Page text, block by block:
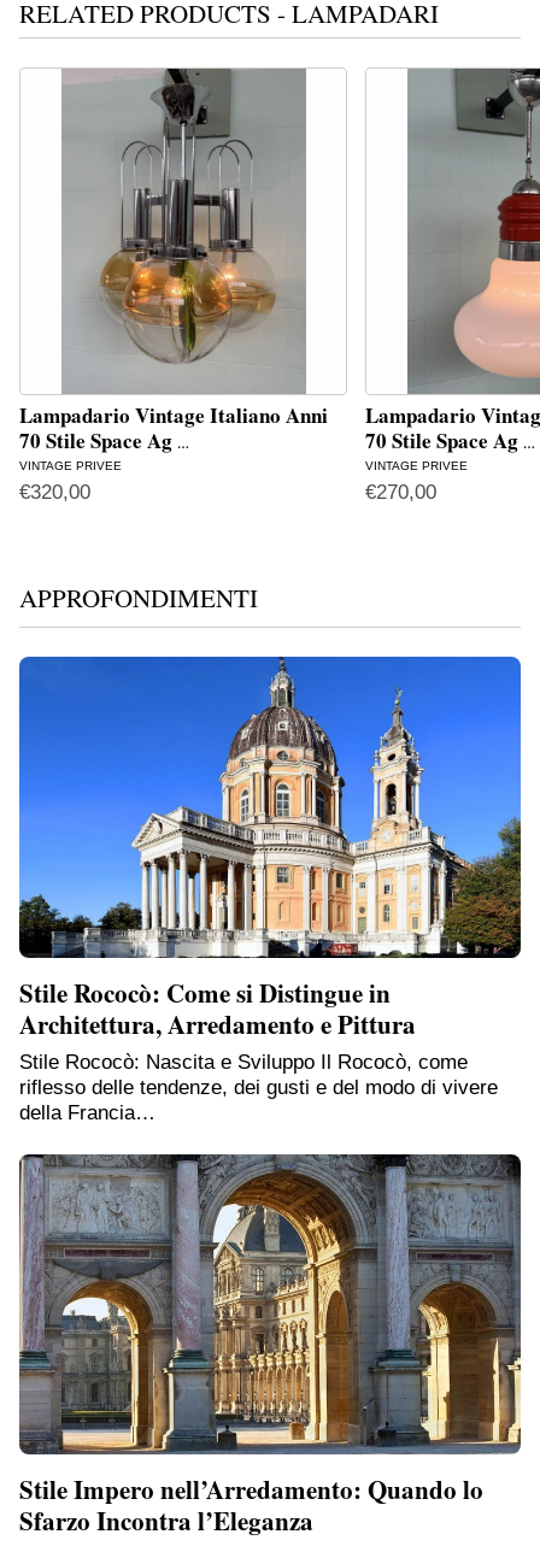
RELATED PRODUCTS - LAMPADARI
Lampadario Vintage Italiano Anni
70 Stile Space Ag …
VINTAGE PRIVEE
€320,00
Lampadario
70 Stile Space Ag …
VINTAGE PRIVEE
€270,00
APPROFONDIMENTI
Stile Rococò: Come si Distingue in
Architettura, Arredamento e Pittura
Stile Rococò: Nascita e Sviluppo Il Rococò, come
riflesso delle tendenze, dei gusti e del modo di vivere
della Francia…
Stile Impero nell’Arredamento: Quando lo
Sfarzo Incontra l’Eleganza